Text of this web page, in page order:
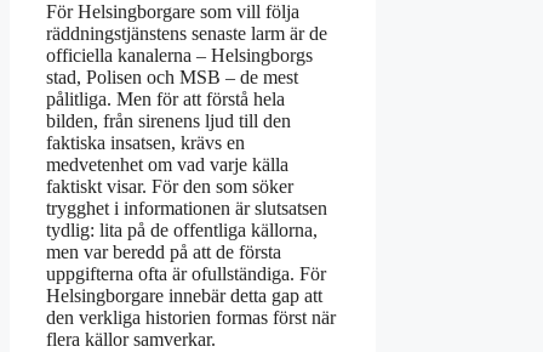
För Helsingborgare som vill följa
räddningstjänstens senaste larm är de
officiella kanalerna – Helsingborgs
stad, Polisen och MSB – de mest
pålitliga. Men för att förstå hela
bilden, från sirenens ljud till den
faktiska insatsen, krävs en
medvetenhet om vad varje källa
faktiskt visar. För den som söker
trygghet i informationen är slutsatsen
tydlig: lita på de offentliga källorna,
men var beredd på att de första
uppgifterna ofta är ofullständiga. För
Helsingborgare innebär detta gap att
den verkliga historien formas först när
flera källor samverkar.